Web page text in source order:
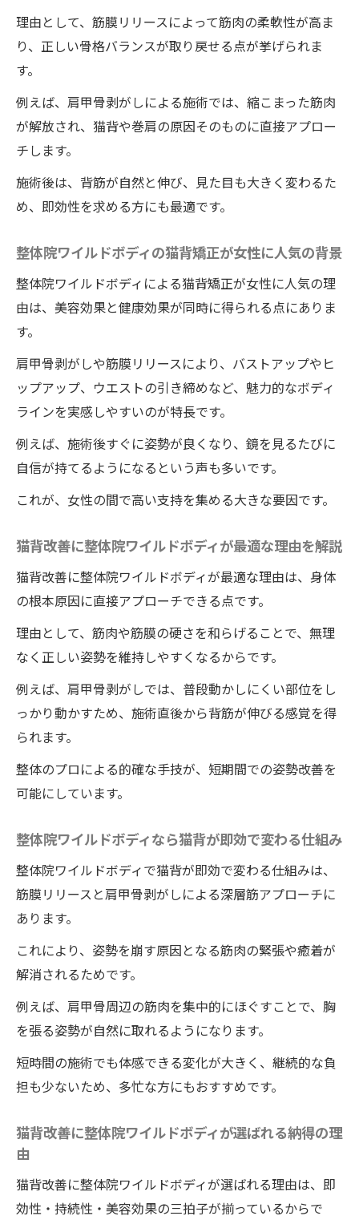
整体で肩甲骨の動きを引き出すコツ
整体院ワイルドボディの肩甲骨剥がしで体
が軽くなる実感
整体院ワイルドボディの筋膜リリースで美
筋膜リリース施術で叶う姿勢改善の効果
整体院ワイルドボディで筋膜リリースが選
ばれる理由
整体院ワイルドボディの筋膜リリースで即
効バストアップ
みを解決する整体法
ップ効果も
アップを同時に実現
姿勢改善後のバストアップ効果を整体院ワ
イルドボディで体験
整体院ワイルドボディの施術で美しいバス
トラインが叶う理由
整体院ワイルドボディの姿勢改善がバスト
アップに繋がる仕組み
ィの利用者の声紹介
整体院ワイルドボディでバストアップが叶
足が長く見える整体院ワイルドボディの秘訣を
徹底解説
整体院ワイルドボディで足が長く見える理
姿勢改善による脚長効果を整体院ワイルド
ボディの施術で実感
ップする秘訣を紹介
見せる仕組み
整体院ワイルドボディで美脚ラインに導く
テクニック
今日から綺麗な姿勢を手に入れる方法
理由として、筋膜リリースによって筋肉の柔軟性が高ま
り、正しい骨格バランスが取り戻せる点が挙げられま
す。
例えば、肩甲骨剥がしによる施術では、縮こまった筋肉
が解放され、猫背や巻肩の原因そのものに直接アプロー
チします。
施術後は、背筋が自然と伸び、見た目も大きく変わるた
め、即効性を求める方にも最適です。
整体院ワイルドボディの猫背矯正が女性に人気の背景
整体院ワイルドボディによる猫背矯正が女性に人気の理
由は、美容効果と健康効果が同時に得られる点にありま
す。
肩甲骨剥がしや筋膜リリースにより、バストアップやヒ
ップアップ、ウエストの引き締めなど、魅力的なボディ
ラインを実感しやすいのが特長です。
例えば、施術後すぐに姿勢が良くなり、鏡を見るたびに
自信が持てるようになるという声も多いです。
これが、女性の間で高い支持を集める大きな要因です。
猫背改善に整体院ワイルドボディが最適な理由を解説
猫背改善に整体院ワイルドボディが最適な理由は、身体
の根本原因に直接アプローチできる点です。
理由として、筋肉や筋膜の硬さを和らげることで、無理
なく正しい姿勢を維持しやすくなるからです。
例えば、肩甲骨剥がしでは、普段動かしにくい部位をし
っかり動かすため、施術直後から背筋が伸びる感覚を得
られます。
整体のプロによる的確な手技が、短期間での姿勢改善を
可能にしています。
整体院ワイルドボディなら猫背が即効で変わる仕組み
整体院ワイルドボディで猫背が即効で変わる仕組みは、
筋膜リリースと肩甲骨剥がしによる深層筋アプローチに
あります。
これにより、姿勢を崩す原因となる筋肉の緊張や癒着が
解消されるためです。
例えば、肩甲骨周辺の筋肉を集中的にほぐすことで、胸
を張る姿勢が自然に取れるようになります。
短時間の施術でも体感できる変化が大きく、継続的な負
担も少ないため、多忙な方にもおすすめです。
猫背改善に整体院ワイルドボディが選ばれる納得の理
由
猫背改善に整体院ワイルドボディが選ばれる理由は、即
効性・持続性・美容効果の三拍子が揃っているからで